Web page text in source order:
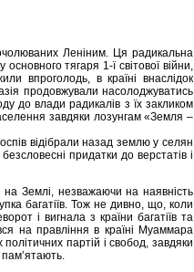
Леніним. Ця радикальна
тягаря 1-ї світової війни,
впроголодь, в країні внаслідок
продовжували насолоджуватись
до влади радикалів з їх закликом
завдяки лозунгам «Земля –
відібрали назад землю у селян
придатки до верстатів і
Землі, незважаючи на наявність
багатіїв. Тож не дивно, що, коли
і вигнала з країни багатіїв та
на правління в країні Муаммара
партій і свобод, завдяки
пам’ятають.